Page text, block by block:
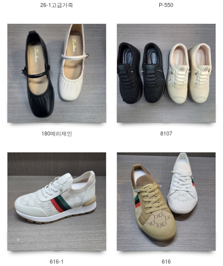
26-1고급가죽 P-550
180메리제인 8107
616-1 616